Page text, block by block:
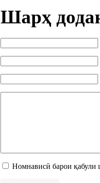
Шарҳ
Номнависӣ барои қабули